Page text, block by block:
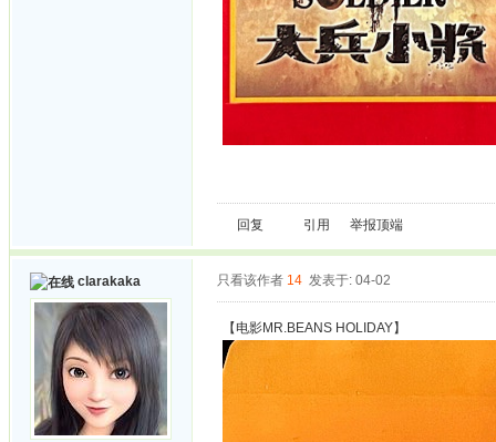
回复 引用 举报顶端
clarakaka 只看该作者 14 发表于: 04-02
【电影MR.BEANS HOLIDAY】